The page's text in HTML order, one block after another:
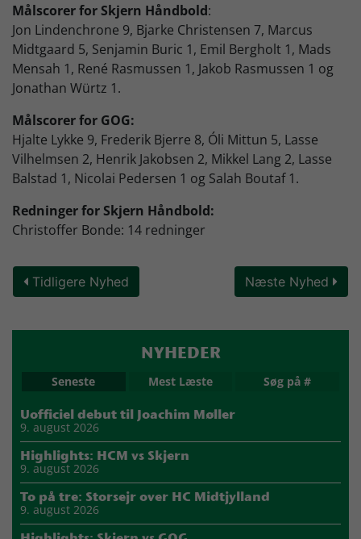
Køb Billet
Målscorer for Skjern Håndbold:
Jon Lindenchrone 9, Bjarke Christensen 7, Marcus
Midtgaard 5, Senjamin Buric 1, Emil Bergholt 1, Mads
Mensah 1, René Rasmussen 1, Jakob Rasmussen 1 og
Jonathan Würtz 1.
Målscorer for GOG:
Hjalte Lykke 9, Frederik Bjerre 8, Óli Mittun 5, Lasse
Vilhelmsen 2, Henrik Jakobsen 2, Mikkel Lang 2, Lasse
Balstad 1, Nicolai Pedersen 1 og Salah Boutaf 1.
Redninger for Skjern Håndbold:
Christoffer Bonde: 14 redninger
Tidligere Nyhed Næste Nyhed
NYHEDER
Seneste Mest Læste Søg på #
Uofficiel debut til Joachim Møller
9. august 2026
Highlights: HCM vs Skjern
9. august 2026
To på tre: Storsejr over HC Midtjylland
9. august 2026